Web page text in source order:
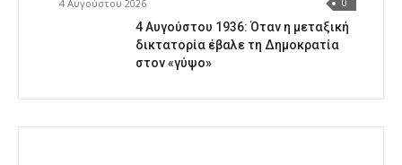
4 Αυγούστου 2026 0
4 Αυγούστου 1936: Όταν η μεταξική
δικτατορία έβαλε τη Δημοκρατία
στον «γύψο»